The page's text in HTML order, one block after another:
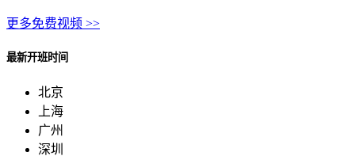
更多免费视频 >>
最新开班时间
北京
上海
广州
深圳